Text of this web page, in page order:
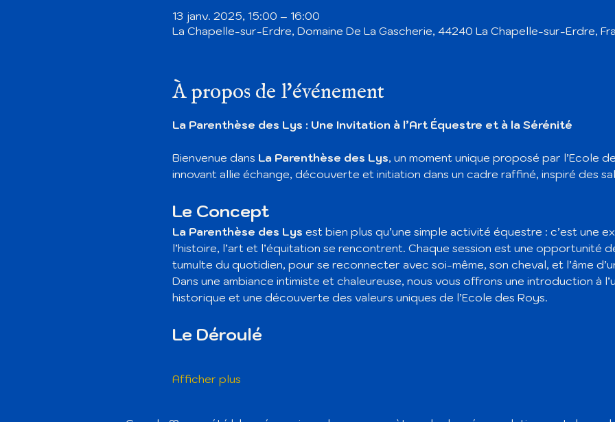
13 janv. 2025, 15:00 – 16:00
La Chapelle-sur-Erdre, Domaine De La Gascherie, 44240 La Chapelle-sur-Erdre,
À propos de l'événement
La Parenthèse des Lys : Une Invitation à l’Art Équestre et à la Sérénité
Bienvenue dans La Parenthèse des Lys, un moment unique proposé par l’Ecole
innovant allie échange, découverte et initiation dans un cadre raffiné, inspiré des
Le Concept
La Parenthèse des Lys est bien plus qu’une simple activité équestre : c’est une
l’histoire, l’art et l’équitation se rencontrent. Chaque session est une opportunité
tumulte du quotidien, pour se reconnecter avec soi-même, son cheval, et l’âme
Dans une ambiance intimiste et chaleureuse, nous vous offrons une introduction à
historique et une découverte des valeurs uniques de l’Ecole des Roys.
Le Déroulé
Afficher plus